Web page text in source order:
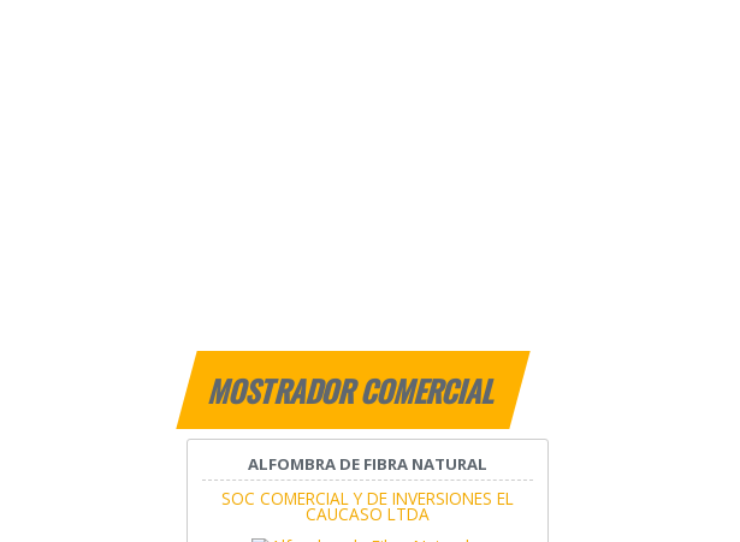
MOSTRADOR COMERCIAL
ALFOMBRA DE FIBRA NATURAL
SOC COMERCIAL Y DE INVERSIONES EL
CAUCASO LTDA